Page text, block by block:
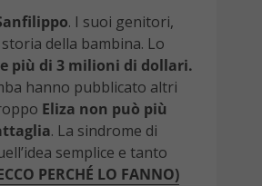
. I suoi genitori,
della bambina. Lo
più di 3 milioni di dollari.
hanno pubblicato altri
Eliza non può più
. La sindrome di
semplice e tanto
PERCHÉ LO FANNO)